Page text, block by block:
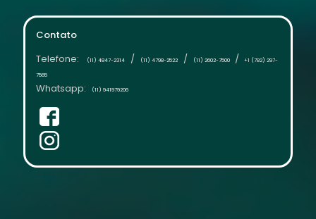
Contato
Telefone:
(11) 4847-2314 / (11) 4798-2522 / (11) 2602-7500 / +1 (782) 297-
7565
Whatsapp: (11) 941979206